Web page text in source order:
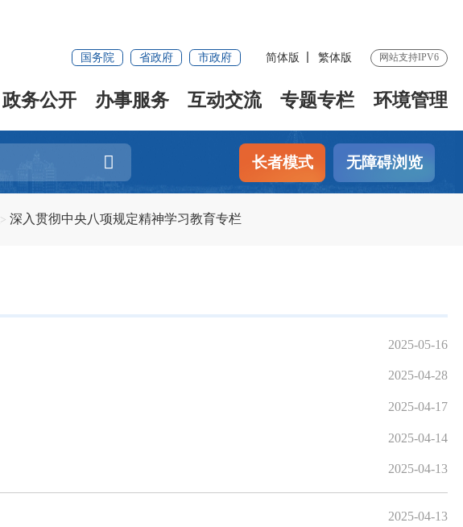
国务院 省政府 市政府 简体版 繁体版 网站支持IPV6
政务公开 办事服务 互动交流 专题专栏 环境管理
长者模式 无障碍浏览
深入贯彻中央八项规定精神学习教育专栏
2025-05-16
2025-04-28
2025-04-17
2025-04-14
2025-04-13
2025-04-13